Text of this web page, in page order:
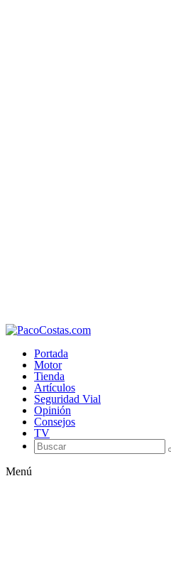
Portada
Motor
Tienda
Artículos
Seguridad Vial
Opinión
Consejos
TV
Menú